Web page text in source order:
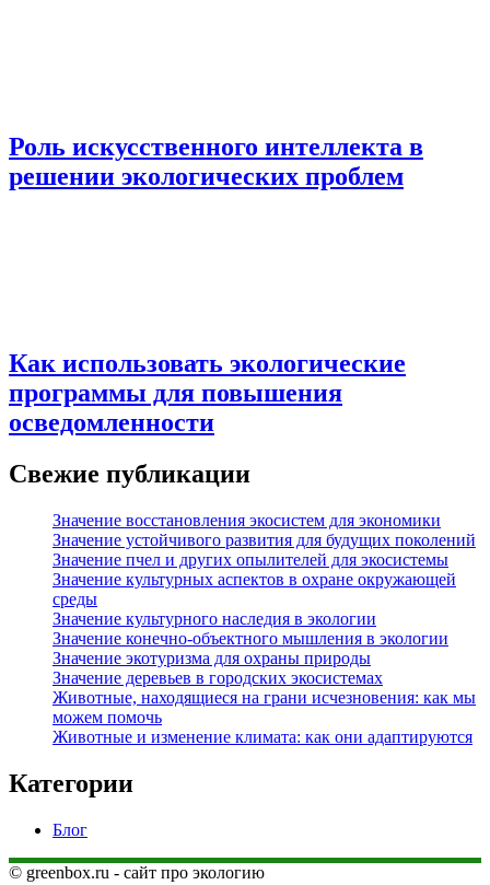
Роль искусственного интеллекта в
решении экологических проблем
Как использовать экологические
программы для повышения
осведомленности
Свежие публикации
Значение восстановления экосистем для экономики
Значение устойчивого развития для будущих поколений
Значение пчел и других опылителей для экосистемы
Значение культурных аспектов в охране окружающей
среды
Значение культурного наследия в экологии
Значение конечно-объектного мышления в экологии
Значение экотуризма для охраны природы
Значение деревьев в городских экосистемах
Животные, находящиеся на грани исчезновения: как мы
можем помочь
Животные и изменение климата: как они адаптируются
Категории
Блог
© greenbox.ru - сайт про экологию